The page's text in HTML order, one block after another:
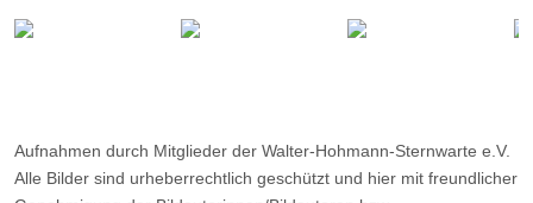
Ort: Namibia
Aufnahmen durch Mitglieder der Walter-Hohmann-Sternwarte e.V.
Alle Bilder sind urheberrechtlich geschützt und hier mit freundlicher